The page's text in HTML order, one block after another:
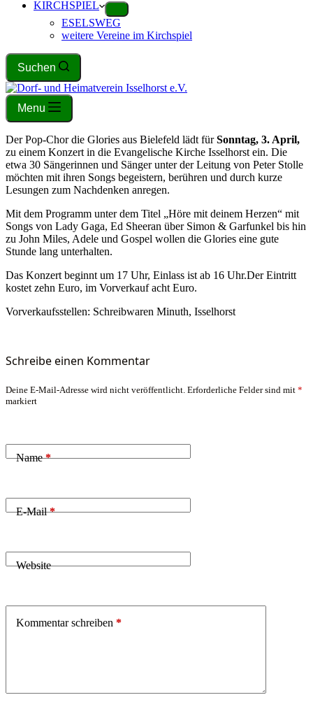
KIRCHSPIEL
ESELSWEG
weitere Vereine im Kirchspiel
Suchen
Menu
Der Pop-Chor die Glories aus Bielefeld lädt fürSonntag, 3. April,
zu einem Konzert in die Evangelische Kirche Isselhorst ein. Die
etwa 30 Sängerinnen und Sänger unter der Leitung von Peter Stolle
möchten mit ihren Songs begeistern, berühren und durch kurze
Lesungen zum Nachdenken anregen.
Mit dem Programm unter dem Titel „Höre mit deinem Herzen“ mit
Songs von Lady Gaga, Ed Sheeran über Simon & Garfunkel bis hin
zu John Miles, Adele und Gospel wollen die Glories eine gute
Stunde lang unterhalten.
Das Konzert beginnt um 17 Uhr, Einlass ist ab 16 Uhr.Der Eintritt
kostet zehn Euro, im Vorverkauf acht Euro.
Vorverkaufsstellen: Schreibwaren Minuth, Isselhorst
Schreibe einen Kommentar
Deine E-Mail-Adresse wird nicht veröffentlicht. Erforderliche Felder sind mit *
markiert
Name*
E-Mail*
Website
Kommentar schreiben *